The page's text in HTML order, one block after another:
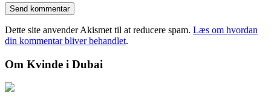
Dette site anvender Akismet til at reducere spam. Læs om hvordan
din kommentar bliver behandlet.
Om Kvinde i Dubai